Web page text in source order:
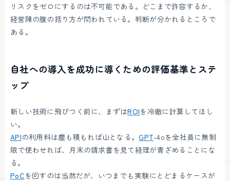
リスクをゼロにするのは不可能である。どこまで許容するか、
経営陣の腹の括り方が問われている。判断が分かれるところで
ある。
自社への導入を成功に導くための評価基準とステ
ップ
新しい技術に飛びつく前に、まずはROIを冷徹に計算してほし
い。
APIの利用料は塵も積もれば山となる。GPT-4oを全社員に無制
限で使わせれば、月末の請求書を見て経理が青ざめることにな
る。
PoCを回すのは当然だが、いつまでも実験にとどまるケースが